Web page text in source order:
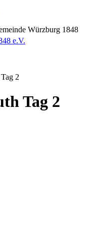
e.V.
2
Tag 2